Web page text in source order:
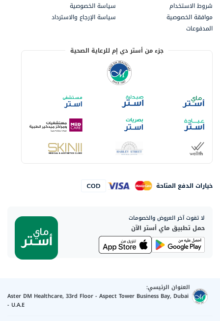
شروط الاستخدام
سياسة الخصوصية
موافقة الخصوصية
سياسة الإرجاع والاسترداد
المدفوعات
جزء من أستر دي إم للرعاية الصحية
خيارات الدفع المتاحة
لا تفوت آخر العروض والخصومات
حمل تطبيق ماي أستر الآن
العنوان الرئيسي:
Aster DM Healthcare, 33rd Floor - Aspect Tower Business Bay, Dubai
- U.A.E